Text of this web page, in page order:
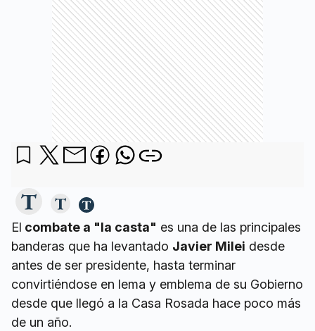
El combate a "la casta" es una de las principales
banderas que ha levantado Javier Milei desde
antes de ser presidente, hasta terminar
convirtiéndose en lema y emblema de su Gobierno
desde que llegó a la Casa Rosada hace poco más
de un año.